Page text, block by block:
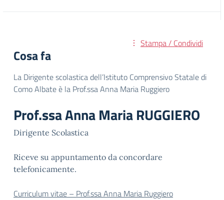
Stampa / Condividi
Cosa fa
La Dirigente scolastica dell’Istituto Comprensivo Statale di
Como Albate è la Prof.ssa Anna Maria Ruggiero
Prof.ssa Anna Maria RUGGIERO
Dirigente Scolastica
Riceve su appuntamento da concordare
telefonicamente.
Curriculum vitae – Prof.ssa Anna Maria Ruggiero